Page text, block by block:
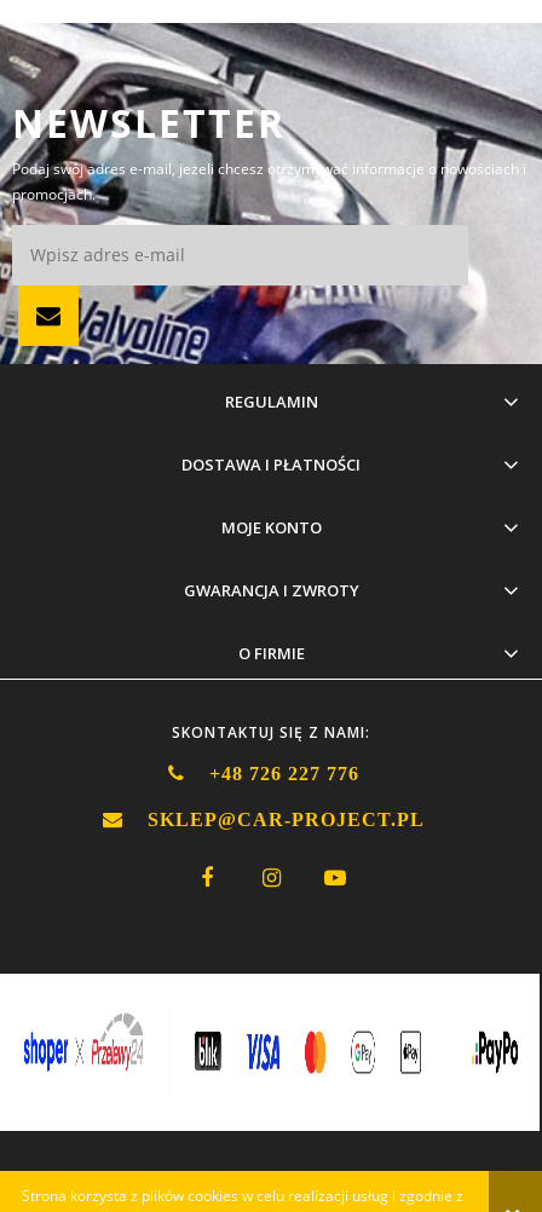
Strona korzysta z plików cookies w celu realizacji usług i zgodnie z
NEWSLETTER
Podaj swój adres e-mail, jeżeli chcesz otrzymywać informacje o nowościach i
promocjach.
REGULAMIN
DOSTAWA I PŁATNOŚCI
MOJE KONTO
GWARANCJA I ZWROTY
O FIRMIE
SKONTAKTUJ SIĘ Z NAMI:
+48 726 227 776
SKLEP@CAR-PROJECT.PL
POKAŻ PEŁNĄ WERSJĘ STRONY